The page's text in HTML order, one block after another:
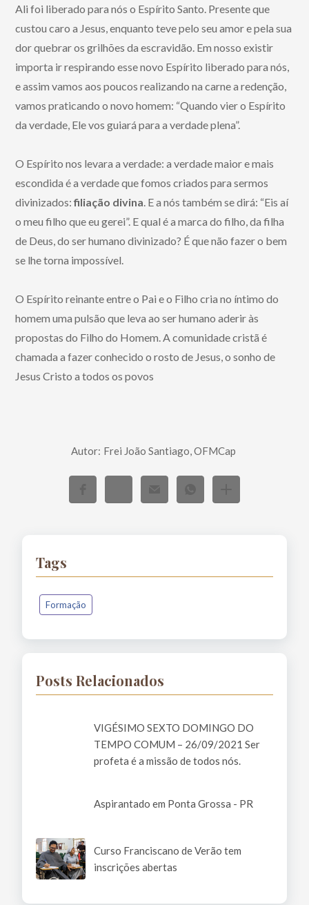
Ali foi liberado para nós o Espírito Santo. Presente que
custou caro a Jesus, enquanto teve pelo seu amor e pela sua
dor quebrar os grilhões da escravidão. Em nosso existir
importa ir respirando esse novo Espírito liberado para nós,
e assim vamos aos poucos realizando na carne a redenção,
vamos praticando o novo homem: “Quando vier o Espírito
da verdade, Ele vos guiará para a verdade plena”.
O Espírito nos levara a verdade: a verdade maior e mais
escondida é a verdade que fomos criados para sermos
divinizados:filiação divina. E a nós também se dirá: “Eis aí
o meu filho que eu gerei”. E qual é a marca do filho, da filha
de Deus, do ser humano divinizado? É que não fazer o bem
se lhe torna impossível.
O Espírito reinante entre o Pai e o Filho cria no íntimo do
homem uma pulsão que leva ao ser humano aderir às
propostas do Filho do Homem. A comunidade cristã é
chamada a fazer conhecido o rosto de Jesus, o sonho de
Jesus Cristo a todos os povos
Autor: Frei João Santiago, OFMCap
Tags
Formação
Posts Relacionados
VIGÉSIMO SEXTO DOMINGO DO
TEMPO COMUM – 26/09/2021 Ser
profeta é a missão de todos nós.
Aspirantado em Ponta Grossa - PR
Curso Franciscano de Verão tem
inscrições abertas